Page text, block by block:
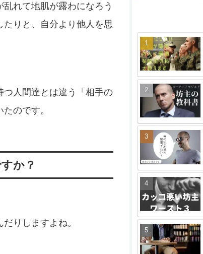
れて地肌が露わになろう
りと、自分より他人を思
人間達とは違う「相手の
のです。
か？
りしますよね。